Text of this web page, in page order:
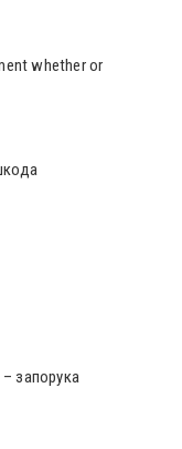
whether or
запорука